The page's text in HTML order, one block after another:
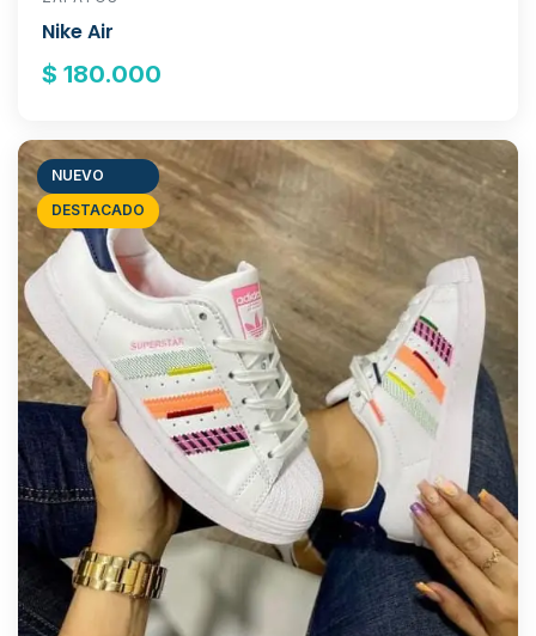
Nike Air
$ 180.000
NUEVO
DESTACADO